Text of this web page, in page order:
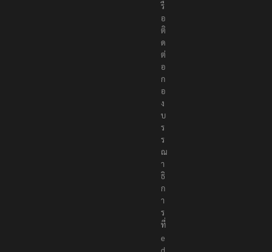
รื
อ
ติ
ด
ต่
อ
ก
อ
ง
บ
ร
ร
ณ
า
ธิ
ก
า
ร
ที่
e